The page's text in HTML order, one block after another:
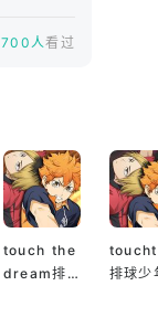
人看过
touch the
dream排
排球少